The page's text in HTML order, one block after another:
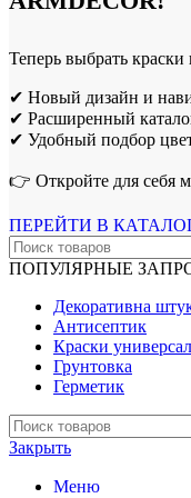
Теперь выбрать
✔ Новый дизайн и
✔ Расширенный
✔ Удобный подбор
👉 Откройте для себя
ПЕРЕЙТИ В
ПОПУЛЯРНЫЕ
Декоративна
Антисептик
Краски
Грунтовка
Герметик
Закрыть
Меню